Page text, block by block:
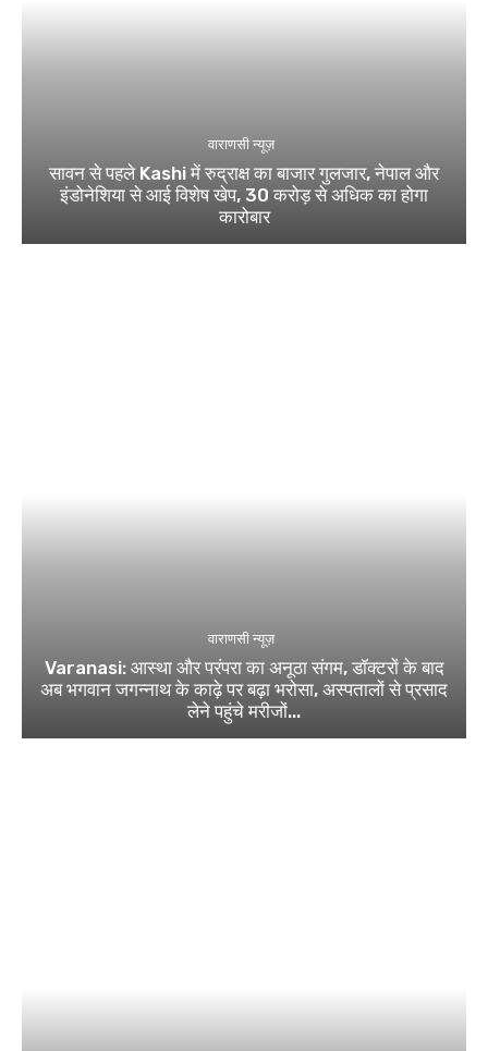
वाराणसी न्यूज़
सावन से पहले Kashi में रुद्राक्ष का बाजार गुलजार, नेपाल और
इंडोनेशिया से आई विशेष खेप, 30 करोड़ से अधिक का होगा
कारोबार
वाराणसी न्यूज़
Varanasi: आस्था और परंपरा का अनूठा संगम, डॉक्टरों के बाद
अब भगवान जगन्नाथ के काढ़े पर बढ़ा भरोसा, अस्पतालों से प्रसाद
लेने पहुंचे मरीजों...